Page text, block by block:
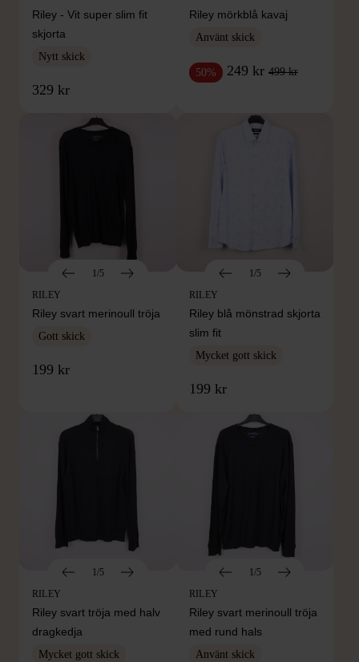
Riley - Vit super slim fit
skjorta
Nytt skick
329 kr
Riley mörkblå kavaj
Använt skick
50% 249 kr 499 kr
1/5
RILEY
Riley svart merinoull tröja
Gott skick
199 kr
1/5
RILEY
Riley blå mönstrad skjorta
slim fit
Mycket gott skick
199 kr
1/5
RILEY
Riley svart tröja med halv
dragkedja
Mycket gott skick
1/5
RILEY
Riley svart merinoull tröja
med rund hals
Använt skick